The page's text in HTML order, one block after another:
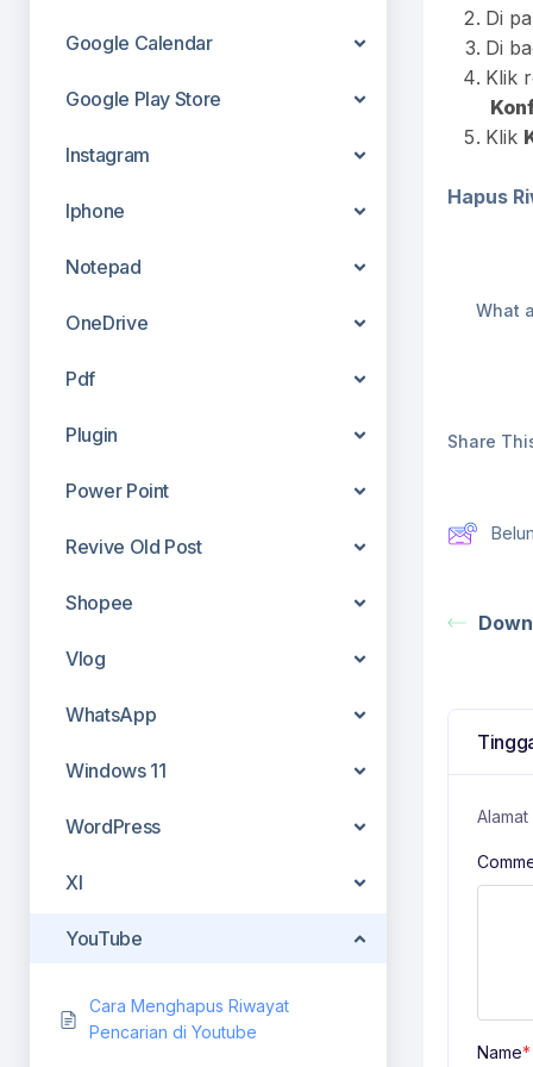
Google Calendar
Google Play Store
Instagram
Iphone
Notepad
OneDrive
Pdf
Plugin
Power Point
Revive Old Post
Shopee
Vlog
WhatsApp
Windows 11
WordPress
Xl
YouTube
Cara Menghapus Riwayat
Pencarian di Youtube
Di
Di
Klik
Klik
Hapus
What
Share
Name*